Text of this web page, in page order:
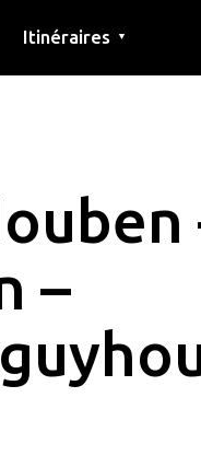
Itinéraires ▼
–